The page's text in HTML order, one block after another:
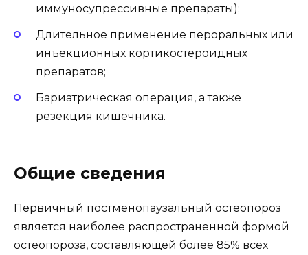
иммуносупрессивные препараты);
Длительное применение пероральных или
инъекционных кортикостероидных
препаратов;
Бариатрическая операция, а также
резекция кишечника.
Общие сведения
Первичный постменопаузальный остеопороз
является наиболее распространенной формой
остеопороза, составляющей более 85% всех